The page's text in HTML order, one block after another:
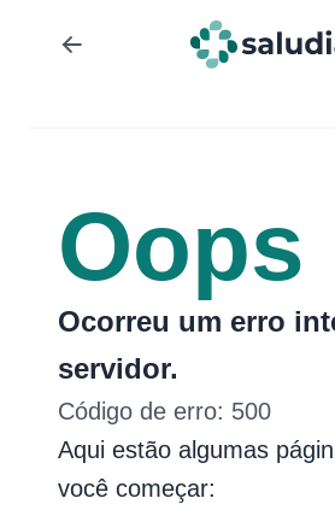
Oops
Ocorreu um erro
servidor.
Código de erro: 500
Aqui estão algumas
você começar: